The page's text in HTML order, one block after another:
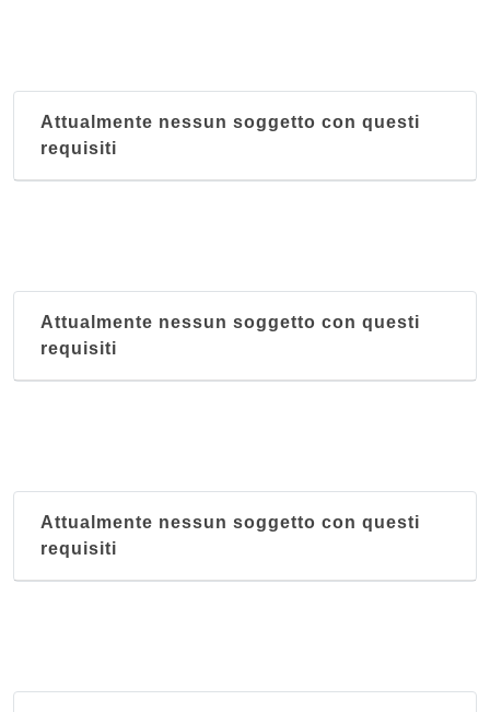
Attualmente nessun soggetto con questi
requisiti
Attualmente nessun soggetto con questi
requisiti
Attualmente nessun soggetto con questi
requisiti